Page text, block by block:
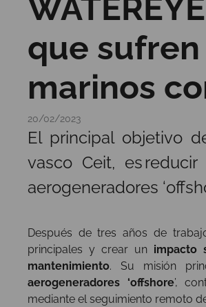
que
marinos
20/02/2023
El principal objetivo
vasco Ceit, es
aerogeneradores
Después de tres años de
principales y crear un impacto
mantenimiento. Su misión
aerogeneradores ‘offshore’,
mediante el seguimiento remoto